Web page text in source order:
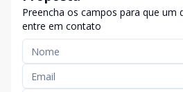
Preencha os campos para que um
entre em contato